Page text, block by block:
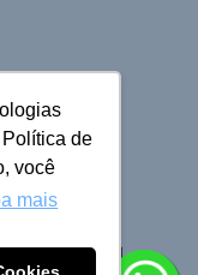
de
você
mais
Cruzeiro do Sul